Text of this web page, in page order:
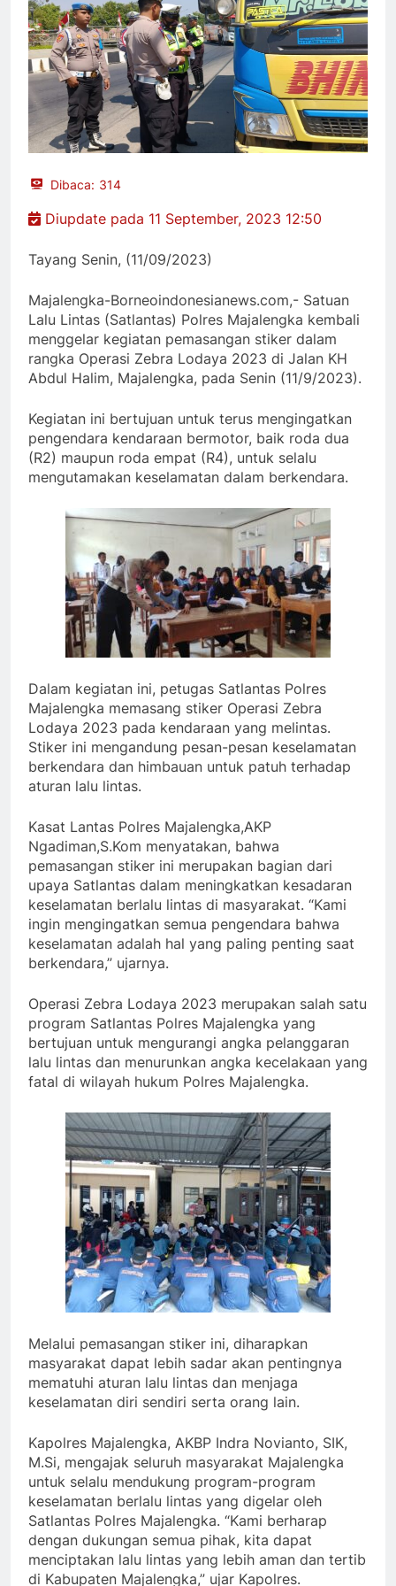
Dibaca: 314
Diupdate pada 11 September, 2023 12:50
Tayang Senin, (11/09/2023)
Majalengka-Borneoindonesianews.com,- Satuan
Lalu Lintas (Satlantas) Polres Majalengka kembali
menggelar kegiatan pemasangan stiker dalam
rangka Operasi Zebra Lodaya 2023 di Jalan KH
Abdul Halim, Majalengka, pada Senin (11/9/2023).
Kegiatan ini bertujuan untuk terus mengingatkan
pengendara kendaraan bermotor, baik roda dua
(R2) maupun roda empat (R4), untuk selalu
mengutamakan keselamatan dalam berkendara.
Dalam kegiatan ini, petugas Satlantas Polres
Majalengka memasang stiker Operasi Zebra
Lodaya 2023 pada kendaraan yang melintas.
Stiker ini mengandung pesan-pesan keselamatan
berkendara dan himbauan untuk patuh terhadap
aturan lalu lintas.
Kasat Lantas Polres Majalengka,AKP
Ngadiman,S.Kom menyatakan, bahwa
pemasangan stiker ini merupakan bagian dari
upaya Satlantas dalam meningkatkan kesadaran
keselamatan berlalu lintas di masyarakat. “Kami
ingin mengingatkan semua pengendara bahwa
keselamatan adalah hal yang paling penting saat
berkendara,” ujarnya.
Operasi Zebra Lodaya 2023 merupakan salah satu
program Satlantas Polres Majalengka yang
bertujuan untuk mengurangi angka pelanggaran
lalu lintas dan menurunkan angka kecelakaan yang
fatal di wilayah hukum Polres Majalengka.
Melalui pemasangan stiker ini, diharapkan
masyarakat dapat lebih sadar akan pentingnya
mematuhi aturan lalu lintas dan menjaga
keselamatan diri sendiri serta orang lain.
Kapolres Majalengka, AKBP Indra Novianto, SIK,
M.Si, mengajak seluruh masyarakat Majalengka
untuk selalu mendukung program-program
keselamatan berlalu lintas yang digelar oleh
Satlantas Polres Majalengka. “Kami berharap
dengan dukungan semua pihak, kita dapat
menciptakan lalu lintas yang lebih aman dan tertib
di Kabupaten Majalengka,” ujar Kapolres.